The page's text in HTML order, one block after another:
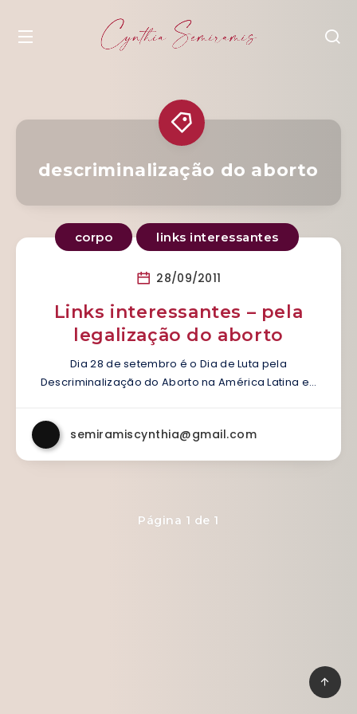
descriminalização do aborto
corpo links interessantes
28/09/2011
Links interessantes – pela
legalização do aborto
Dia 28 de setembro é o Dia de Luta pela
Descriminalização do Aborto na América Latina e…
semiramiscynthia@gmail.com
Página 1 de 1